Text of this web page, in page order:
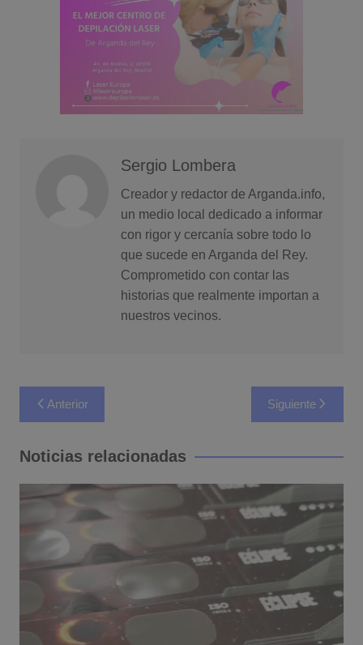
Sergio Lombera
Creador y redactor de Arganda.info,
un medio local dedicado a informar
con rigor y cercanía sobre todo lo
que sucede en Arganda del Rey.
Comprometido con contar las
historias que realmente importan a
nuestros vecinos.
Navegación
de
entradas
Anterior Siguiente
Noticias relacionadas